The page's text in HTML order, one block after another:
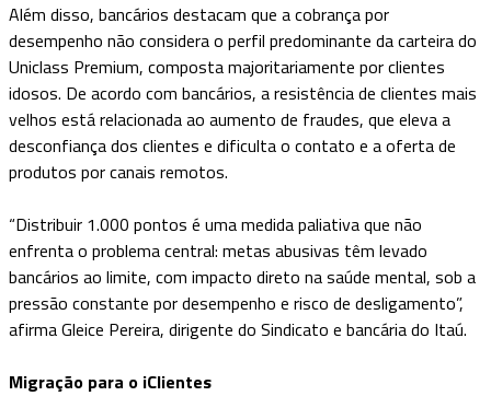
Além disso, bancários destacam que a cobrança por
desempenho não considera o perfil predominante da carteira do
Uniclass Premium, composta majoritariamente por clientes
idosos. De acordo com bancários, a resistência de clientes mais
velhos está relacionada ao aumento de fraudes, que eleva a
desconfiança dos clientes e dificulta o contato e a oferta de
produtos por canais remotos.
“Distribuir 1.000 pontos é uma medida paliativa que não
enfrenta o problema central: metas abusivas têm levado
bancários ao limite, com impacto direto na saúde mental, sob a
pressão constante por desempenho e risco de desligamento”,
afirma Gleice Pereira, dirigente do Sindicato e bancária do Itaú.
Migração para o iClientes